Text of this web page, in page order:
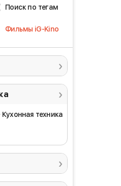
Поиск по тегам
Фильмы iG-Kino
Кухонная техника